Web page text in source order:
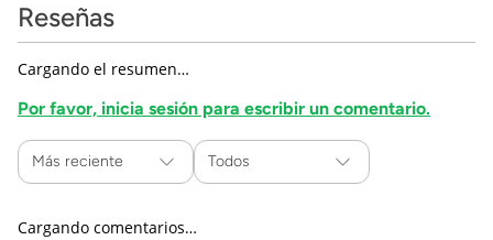
Reseñas
Cargando el resumen…
Por favor, inicia sesión para escribir un comentario.
Más reciente Todos
Cargando comentarios…